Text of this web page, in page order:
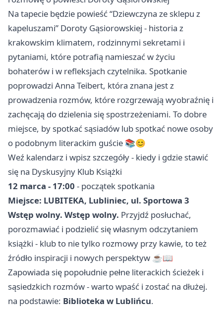
Na tapecie będzie powieść “Dziewczyna ze sklepu z
kapeluszami” Doroty Gąsiorowskiej - historia z
krakowskim klimatem, rodzinnymi sekretami i
pytaniami, które potrafią namieszać w życiu
bohaterów i w refleksjach czytelnika. Spotkanie
poprowadzi Anna Teibert, która znana jest z
prowadzenia rozmów, które rozgrzewają wyobraźnię i
zachęcają do dzielenia się spostrzeżeniami. To dobre
miejsce, by spotkać sąsiadów lub spotkać nowe osoby
o podobnym literackim guście 📚😊
Weź kalendarz i wpisz szczegóły - kiedy i gdzie stawić
się na Dyskusyjny Klub Książki
12 marca - 17:00 - początek spotkania
Miejsce: LUBITEKA, Lubliniec, ul. Sportowa 3
Wstęp wolny. Wstęp wolny. Przyjdź posłuchać,
porozmawiać i podzielić się własnym odczytaniem
książki - klub to nie tylko rozmowy przy kawie, to też
źródło inspiracji i nowych perspektyw ☕📖
Zapowiada się popołudnie pełne literackich ścieżek i
sąsiedzkich rozmów - warto wpaść i zostać na dłużej.
na podstawie: Biblioteka w Lublińcu.